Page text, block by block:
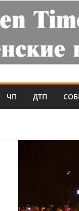
ЧП ДТП